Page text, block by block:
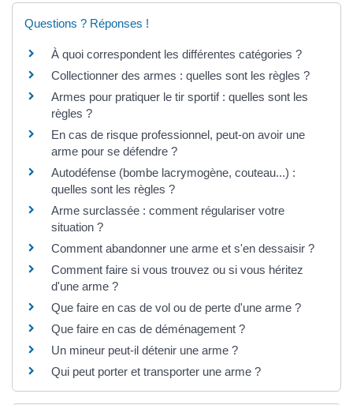
Questions ? Réponses !
À quoi correspondent les différentes catégories ?
Collectionner des armes : quelles sont les règles ?
Armes pour pratiquer le tir sportif : quelles sont les
règles ?
En cas de risque professionnel, peut-on avoir une
arme pour se défendre ?
Autodéfense (bombe lacrymogène, couteau...) :
quelles sont les règles ?
Arme surclassée : comment régulariser votre
situation ?
Comment abandonner une arme et s'en dessaisir ?
Comment faire si vous trouvez ou si vous héritez
d'une arme ?
Que faire en cas de vol ou de perte d'une arme ?
Que faire en cas de déménagement ?
Un mineur peut-il détenir une arme ?
Qui peut porter et transporter une arme ?